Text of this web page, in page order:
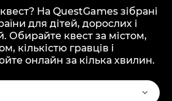
На QuestGames зібрані
для дітей, дорослих і
Обирайте квест за містом,
кількістю гравців і
онлайн за кілька хвилин.